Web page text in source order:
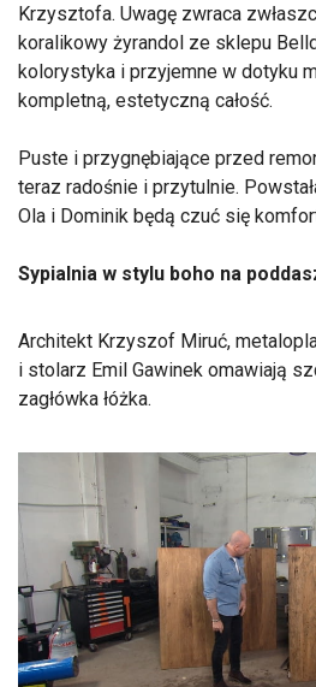
Krzysztofa. Uwagę zwraca
koralikowy żyrandol ze sklepu
kolorystyka i przyjemne w dotyku
kompletną, estetyczną całość.
Puste i przygnębiające przed
teraz radośnie i przytulnie.
Ola i Dominik będą czuć się
Sypialnia w stylu boho na
Architekt Krzyszof Miruć,
i stolarz Emil Gawinek omawiają
zagłówka łóżka.